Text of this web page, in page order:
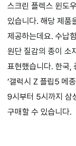
스크린 플렉스 윈도
있습니다. 해당 제품
제공하는데요. 수납
원단 질감의 종이 소
표현했습니다. 한국,
‘갤럭시 Z 플립5 메
9시부터 5시까지 삼
구매할 수 있습니다.